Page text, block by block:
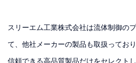
スリーエム工業株式会社は流体制御の
て、他社メーカーの製品も取扱っており
信頼できる高品質製品だけをセレクト